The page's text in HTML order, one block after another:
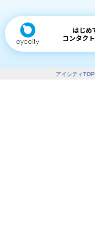
はじめ
コンタク
アイシティTOP